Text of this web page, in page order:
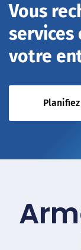
Vous
votre